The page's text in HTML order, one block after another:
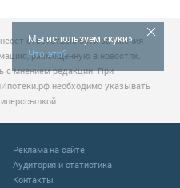
Мы используем «куки»
Что это?
ответственности за мнения
размещенную в новостях.
с мнением редакции. При
необходимо указывать
Реклама на сайте
Аудитория и статистика
Контакты